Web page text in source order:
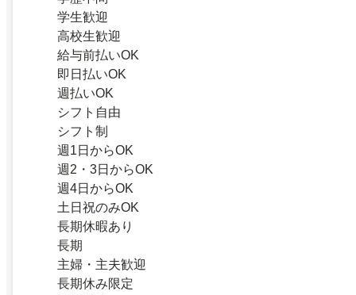
学生歓迎
高校生歓迎
給与前払いOK
即日払いOK
週払いOK
シフト自由
シフト制
週1日からOK
週2・3日からOK
週4日からOK
土日祝のみOK
長期休暇あり
長期
主婦・主夫歓迎
長期休み限定